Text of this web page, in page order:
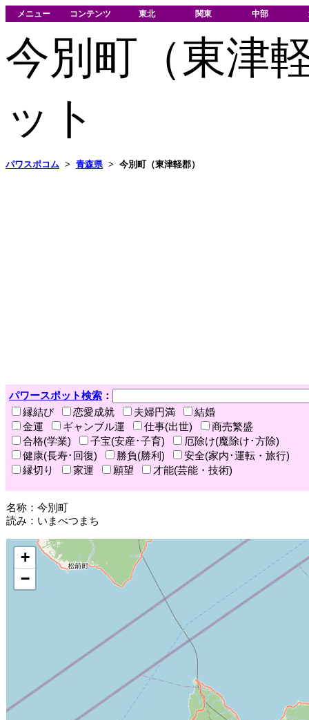
メニュー コンテンツ 東北 関東 中部
今別町（東津
ット
パワスポコム > 青森県 > 今別町（東津軽郡）
パワースポット検索 ：
縁結び
恋愛成就 夫婦円満
結婚
金運
ギャンブル運 仕事(出世)
商売繁盛
合格(学業)
子宝(安産･子育)
厄除け(魔除け･方除)
健康(長寿･回復)
勝負(勝利)
安全(家内･運転・旅行)
縁切り
家運 願望 才能(芸能・技術)
名称：今別町
読み：いまべつまち
+
−